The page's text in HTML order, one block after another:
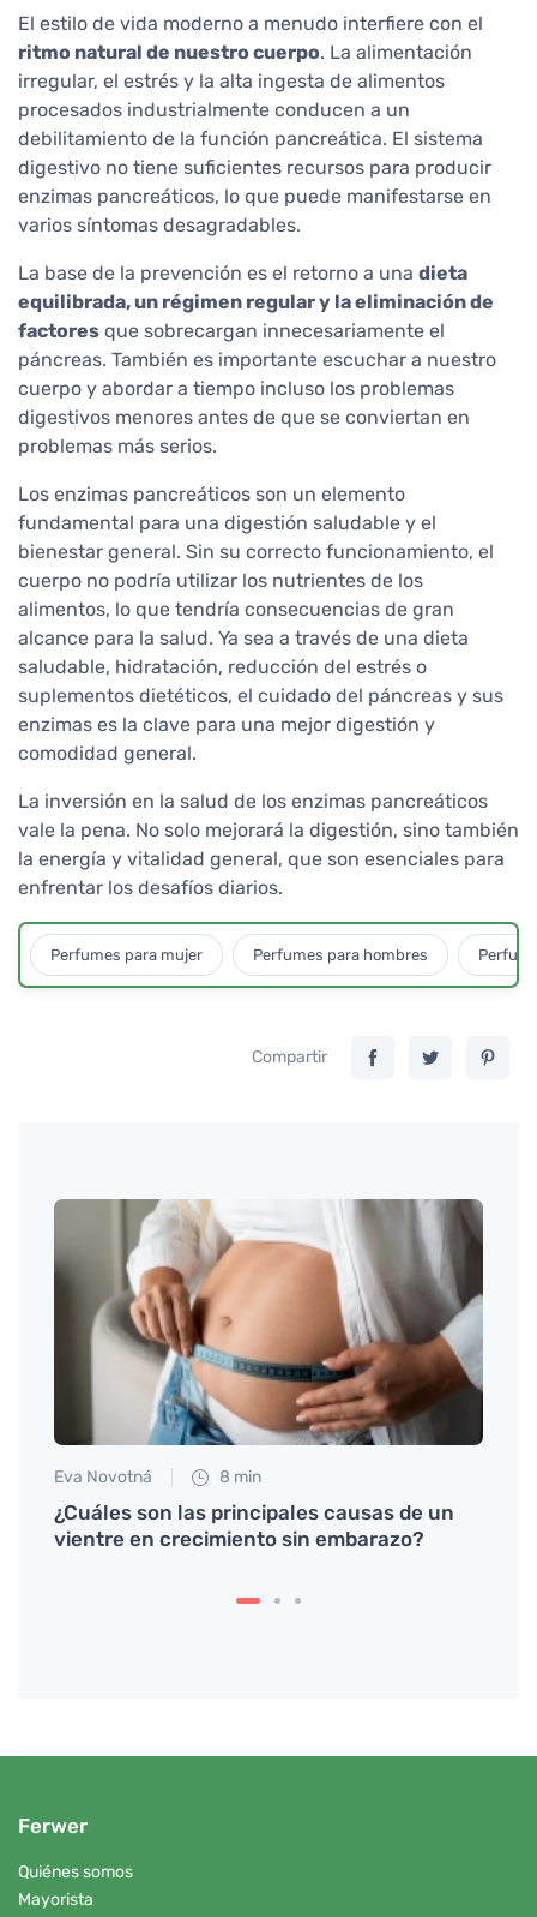
El estilo de vida moderno a menudo interfiere con el
ritmo natural de nuestro cuerpo. La alimentación
irregular, el estrés y la alta ingesta de alimentos
procesados industrialmente conducen a un
debilitamiento de la función pancreática. El sistema
digestivo no tiene suficientes recursos para producir
enzimas pancreáticos, lo que puede manifestarse en
varios síntomas desagradables.
La base de la prevención es el retorno a una dieta
equilibrada, un régimen regular y la eliminación de
factores que sobrecargan innecesariamente el
páncreas. También es importante escuchar a nuestro
cuerpo y abordar a tiempo incluso los problemas
digestivos menores antes de que se conviertan en
problemas más serios.
Los enzimas pancreáticos son un elemento
fundamental para una digestión saludable y el
bienestar general. Sin su correcto funcionamiento, el
cuerpo no podría utilizar los nutrientes de los
alimentos, lo que tendría consecuencias de gran
alcance para la salud. Ya sea a través de una dieta
saludable, hidratación, reducción del estrés o
suplementos dietéticos, el cuidado del páncreas y sus
enzimas es la clave para una mejor digestión y
comodidad general.
La inversión en la salud de los enzimas pancreáticos
vale la pena. No solo mejorará la digestión, sino también
la energía y vitalidad general, que son esenciales para
enfrentar los desafíos diarios.
Perfumes para mujer Perfumes para hombres
Compartir
Eva Novotná 8 min
¿Cuáles son las principales causas de un
vientre en crecimiento sin embarazo?
Ferwer
Quiénes somos
Mayorista